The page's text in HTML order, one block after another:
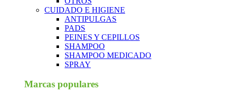
CUIDADO E HIGIENE
ANTIPULGAS
PADS
PEINES Y CEPILLOS
SHAMPOO
SHAMPOO MEDICADO
SPRAY
Marcas populares